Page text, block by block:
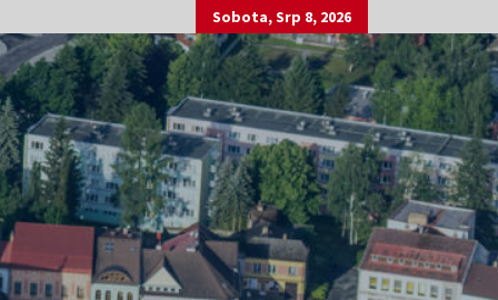
Sobota, Srp 8, 2026